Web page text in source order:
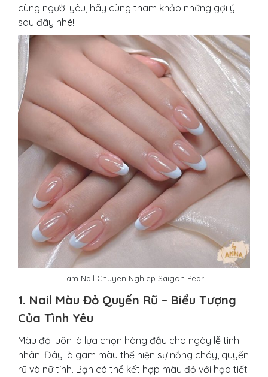
cùng người yêu, hãy cùng tham khảo những gợi ý
sau đây nhé!
Lam Nail Chuyen Nghiep Saigon Pearl
1. Nail Màu Đỏ Quyến Rũ – Biểu Tượng
Của Tình Yêu
Màu đỏ luôn là lựa chọn hàng đầu cho ngày lễ tình
nhân. Đây là gam màu thể hiện sự nồng cháy, quyến
rũ và nữ tính. Bạn có thể kết hợp màu đỏ với họa tiết